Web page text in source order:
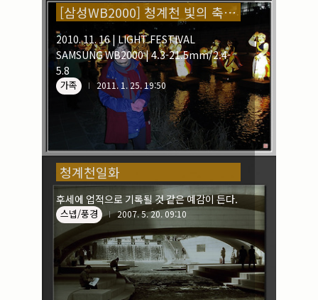
[삼성WB2000] 청계천 빛의 축제에서...
2010. 11. 16 | LIGHT FESTIVAL
SAMSUNG WB2000 | 4.3-21.5mm/2.4-
5.8
가족 2011. 1. 25. 19:50
청계천일화
후세에 업적으로 기록될 것 같은 예감이 든다.
스넵/풍경 2007. 5. 20. 09:10